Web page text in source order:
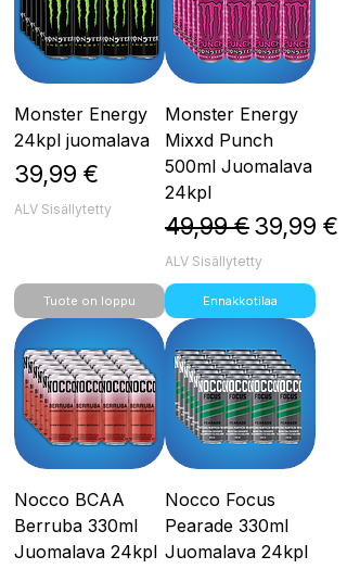
Monster Energy
24kpl juomalava
Hinta
39,99 €
ALV Sisällytetty
Tuote on loppu
Monster Energy
Mixxd Punch
500ml Juomalava
24kpl
Normaali hinta
49,99 €Alehinta
39,99 €
ALV Sisällytetty
Ennakkotilaa
Nocco BCAA
Berruba 330ml
Juomalava 24kpl
Nocco Focus
Pearade 330ml
Juomalava 24kpl